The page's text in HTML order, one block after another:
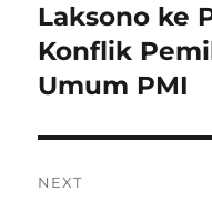
post:
Laksono ke
Konflik
Umum PMI
NEXT